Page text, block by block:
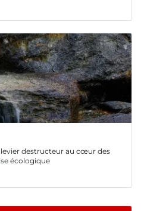
destructeur au cœur des
écologique